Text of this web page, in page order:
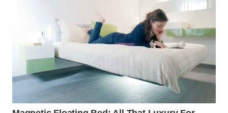
PADANG
LAWAS
SUMEDANG